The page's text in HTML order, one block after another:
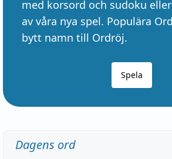
med korsord och sudoku
av våra nya spel. Populära
bytt namn till Ordröj.
Spela
Dagens ord